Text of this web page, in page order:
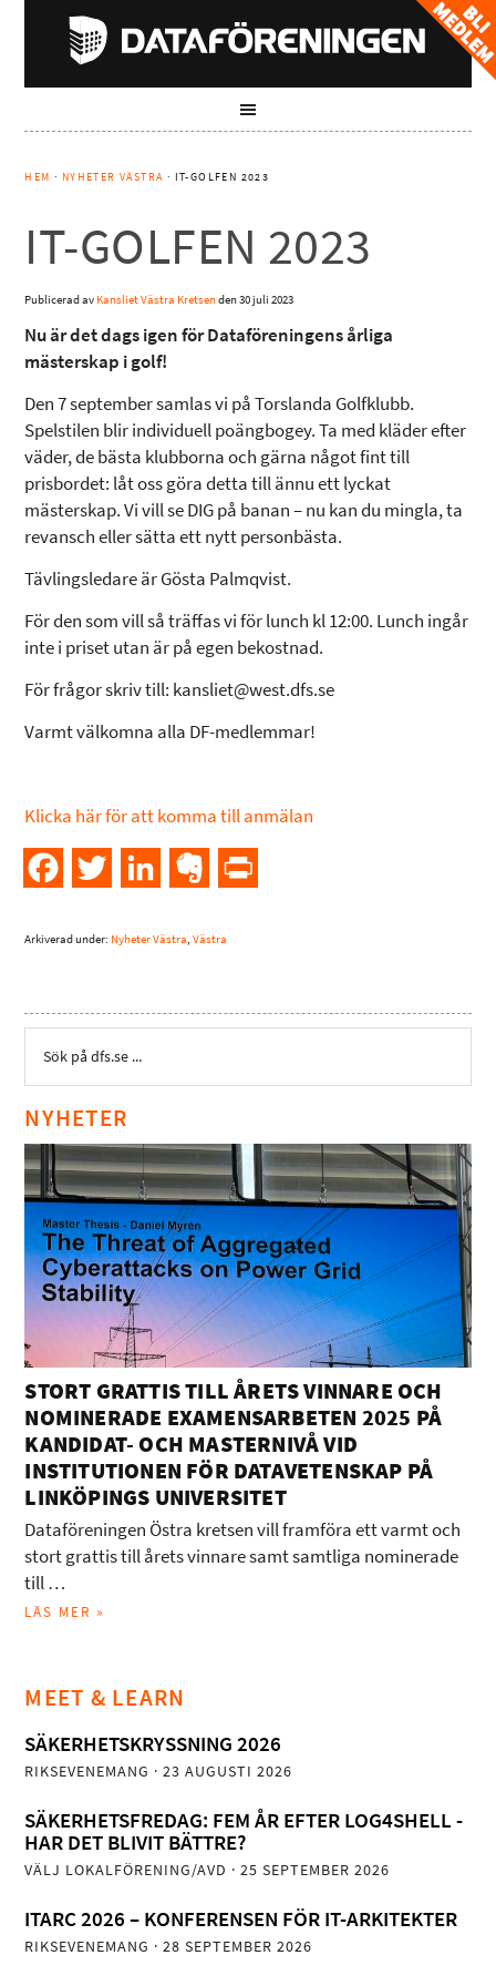
HEM · NYHETER VÄSTRA · IT-GOLFEN 2023
IT-GOLFEN 2023
Publicerad av Kansliet Västra Kretsenden30 juli 2023
Nu är det dags igen för Dataföreningens årliga
mästerskap i golf!
Den 7 september samlas vi på Torslanda Golfklubb.
Spelstilen blir individuell poängbogey. Ta med kläder efter
väder, de bästa klubborna och gärna något fint till
prisbordet: låt oss göra detta till ännu ett lyckat
mästerskap. Vi vill se DIG på banan – nu kan du mingla, ta
revansch eller sätta ett nytt personbästa.
Tävlingsledare är Gösta Palmqvist.
För den som vill så träffas vi för lunch kl 12:00. Lunch ingår
inte i priset utan är på egen bekostnad.
För frågor skriv till: kansliet@west.dfs.se
Varmt välkomna alla DF-medlemmar!
Klicka här för att komma till anmälan
FacebookTwitter LinkedInEvernote
Arkiverad under: Nyheter Västra,Västra
NYHETER
STORT GRATTIS TILL ÅRETS VINNARE OCH
NOMINERADE EXAMENSARBETEN 2025 PÅ
KANDIDAT- OCH MASTERNIVÅ VID
INSTITUTIONEN FÖR DATAVETENSKAP PÅ
LINKÖPINGS UNIVERSITET
Dataföreningen Östra kretsen vill framföra ett varmt och
stort grattis till årets vinnare samt samtliga nominerade
till …
LÄS MER »
MEET & LEARN
SÄKERHETSKRYSSNING 2026
RIKSEVENEMANG · 23 AUGUSTI 2026
SÄKERHETSFREDAG: FEM ÅR EFTER LOG4SHELL -
HAR DET BLIVIT BÄTTRE?
VÄLJ LOKALFÖRENING/AVD · 25 SEPTEMBER 2026
ITARC 2026 – KONFERENSEN FÖR IT-ARKITEKTER
RIKSEVENEMANG · 28 SEPTEMBER 2026